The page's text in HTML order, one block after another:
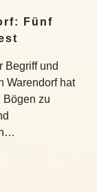
Fünf
Begriff und
Warendorf hat
Bögen zu